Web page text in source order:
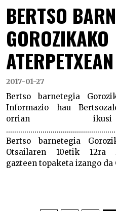
BERTSO
GOROZIKAKO
ATERPETXEAN
2017-01-27
Bertso barnetegia
Informazio hau
orrian
Bertso barnetegia
Otsailaren 10etik 12ra
gazteen topaketa izango